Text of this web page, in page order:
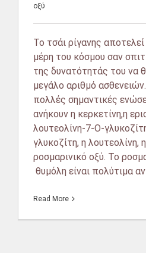
οξύ
Το τσάι ρίγανης
μέρη του κόσμου σαν
της δυνατότητάς του να
μεγάλο αριθμό
πολλές σημαντικές
ανήκουν η κερκετίνη,η
λουτεολίνη-7-Ο-
γλυκοζίτη, η λουτεολίνη,
ροσμαρινικό οξύ. Το
θυμόλη είναι πολύτιμα
Read More